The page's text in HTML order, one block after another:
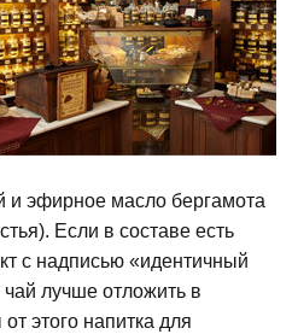
и эфирное масло бергамота
Если в составе есть
с надписью «идентичный
чай лучше отложить в
этого напитка для